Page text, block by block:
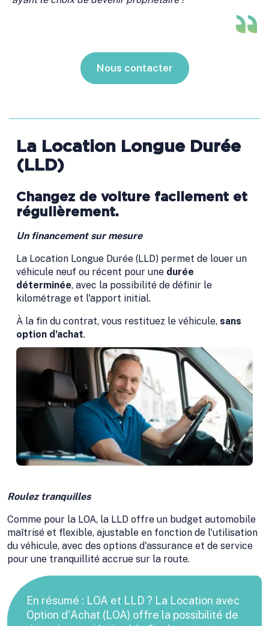
Nous contacter
La Location Longue Durée
(LLD)
Changez de voiture facilement et
régulièrement.
Un financement sur mesure
La Location Longue Durée (LLD) permet de louer un
véhicule neuf ou récent pour une durée
déterminée, avec la possibilité de définir le
kilométrage et l'apport initial.
À la fin du contrat, vous restituez le véhicule, sans
option d'achat.
Roulez tranquilles
Comme pour la LOA, la LLD offre un budget automobile
maîtrisé et flexible, ajustable en fonction de l'utilisation
du véhicule, avec des options d'assurance et de service
pour une tranquillité accrue sur la route.
En résumé : LOA et LLD ? La Location avec
Option d'Achat (LOA) offre la possibilité de